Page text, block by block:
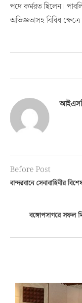
পদে কর্মরত ছিলেন।
অভিজ্ঞতাসহ বিবিধ
Before Post
বান্দরবানে সেনাবাহিনীর
বঙ্গোপসাগরে সফল